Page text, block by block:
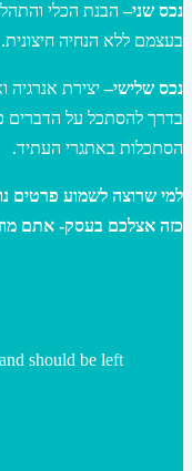
נכס שני–הבנת הכלי
בעצמם ללא הנחיה חיצונית.
נכס שלישי–יצירת אנרגיה
בדרך להסתכל על הדברים
הסתכלות באתגרי העתיד.
למי שרוצה לשמוע פרטים
כזה אצלכם בעסק- אתם
should be left